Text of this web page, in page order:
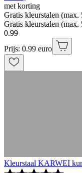
met korting
Gratis kleurstalen (max.
Gratis kleurstalen
0.99
Prijs: 0.99 euro
Kleurstaal KARWEI